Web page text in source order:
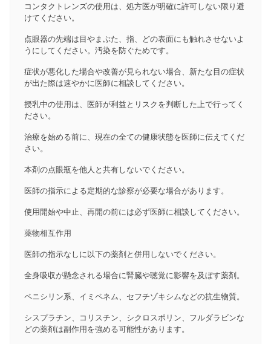
コンタクトレンズの使用は、処方医が明確に許可しない限り避
けてください。
点眼器の先端は目やまぶた、指、どの表面にも触れさせないよ
うにしてください。汚染を防ぐためです。
症状が悪化した場合や改善が見られない場合、新たな目の症状
が出た際は速やかに医師に相談してください。
授乳中の使用は、医師が利益とリスクを判断した上で行ってく
ださい。
治療を始める前に、現在の全ての健康状態を医師に伝えてくだ
さい。
本剤の点眼瓶を他人と共有しないでください。
医師の指示による定期的な診察が必要な場合があります。
使用開始や中止、再開の前には必ず医師に相談してください。
薬物相互作用
医師の指示なしに以下の薬剤と併用しないでください。
全身吸収が懸念される場合に腎臓や聴覚に影響を及ぼす薬剤。
ペニシリン系、イミペネム、セフチゾキシムなどの抗生物質。
シスプラチン、コリスチン、シクロスポリン、フルダラビンな
どの薬剤は副作用を強める可能性があります。